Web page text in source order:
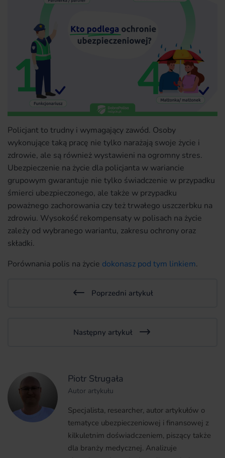
Policjant to trudny i wymagający zawód. Osoby
wykonujące taką pracę nie tylko narażają swoje życie i
zdrowie, ale są również wystawieni na ogromny stres.
Ubezpieczenie na życie dla policjanta w wariancie
grupowym gwarantuje nie tylko świadczenie w przypadku
śmierci ubezpieczonego, ale także w przypadku
poważnego zachorowania czy też trwałego uszczerbku na
zdrowiu. Wysokość rekompensaty w polisach na życie
zależy od wybranego wariantu, zakresu ochrony oraz
składki.
Porównania polis na życie dokonasz pod tym linkiem.
Poprzedni artykuł
Następny artykuł
Piotr Strugała
Autor artykułu
Specjalista, researcher, autor artykułów o
tematyce ubezpieczeniowej i finansowej z
kilkuletnim doświadczeniem, piszący także
dla branży medycznej. Analizuje